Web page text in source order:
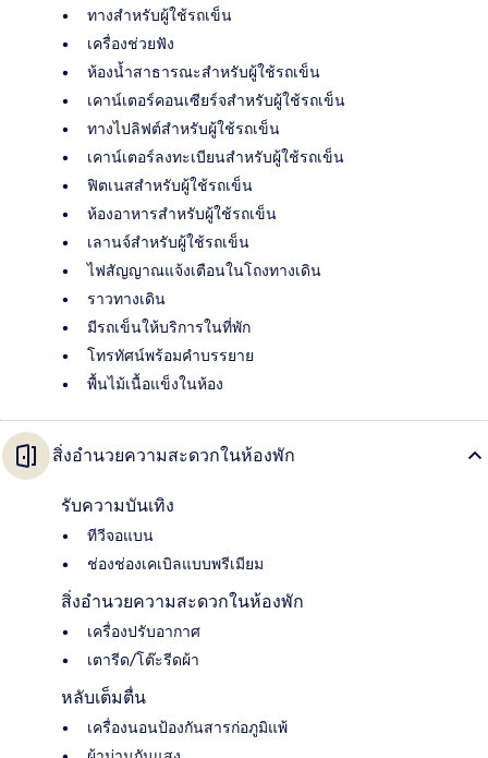
ทางสำหรับผู้ใช้รถเข็น
เครื่องช่วยฟัง
ห้องน้ำสาธารณะสำหรับผู้ใช้รถเข็น
เคาน์เตอร์คอนเซียร์จสำหรับผู้ใช้รถเข็น
ทางไปลิฟต์สำหรับผู้ใช้รถเข็น
เคาน์เตอร์ลงทะเบียนสำหรับผู้ใช้รถเข็น
ฟิตเนสสำหรับผู้ใช้รถเข็น
ห้องอาหารสำหรับผู้ใช้รถเข็น
เลานจ์สำหรับผู้ใช้รถเข็น
ไฟสัญญาณแจ้งเตือนในโถงทางเดิน
ราวทางเดิน
มีรถเข็นให้บริการในที่พัก
โทรทัศน์พร้อมคำบรรยาย
พื้นไม้เนื้อแข็งในห้อง
สิ่งอำนวยความสะดวกในห้องพัก
รับความบันเทิง
ทีวีจอแบน
ช่องช่องเคเบิลแบบพรีเมียม
สิ่งอำนวยความสะดวกในห้องพัก
เครื่องปรับอากาศ
เตารีด/โต๊ะรีดผ้า
หลับเต็มตื่น
เครื่องนอนป้องกันสารก่อภูมิแพ้